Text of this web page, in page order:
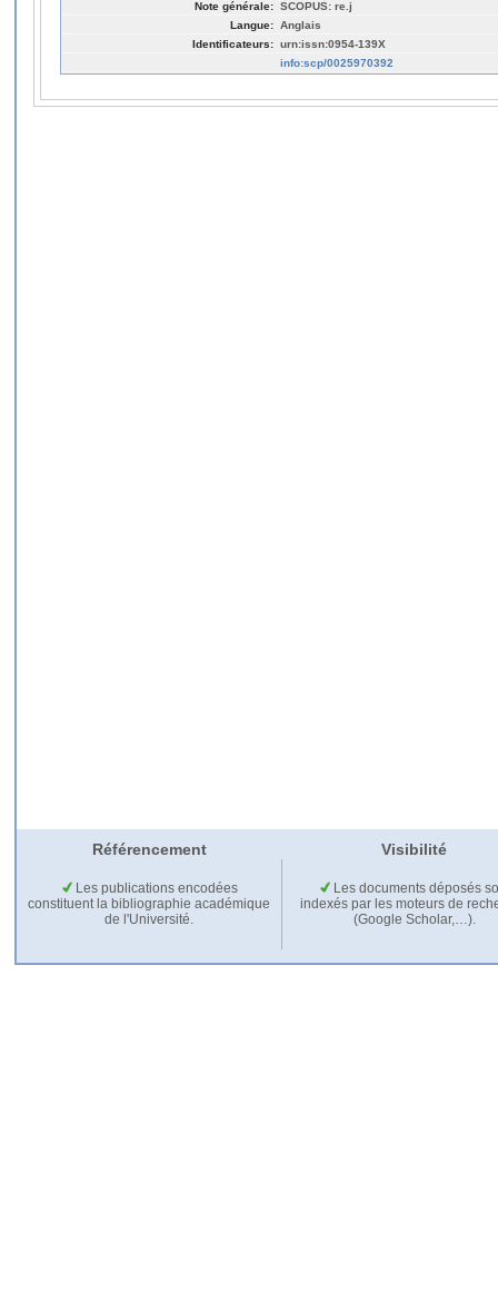
Note générale: SCOPUS: re.j
Langue: Anglais
Identificateurs: urn:issn:0954-139X
info:scp/0025970392
Référencement Visibilité
Les publications encodées
constituent la bibliographie académique
de l'Université.
Les documents déposés
indexés par les moteurs de
(Google Scholar,…).